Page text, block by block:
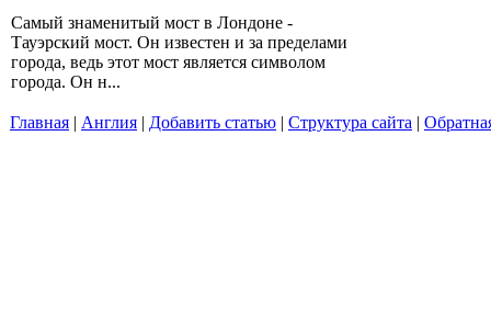
Самый знаменитый мост в Лондоне -
Тауэрский мост. Он известен и за пределами
города, ведь этот мост является символом
города. Он н...
Главная | Англия | Добавить статью | Структура сайта |